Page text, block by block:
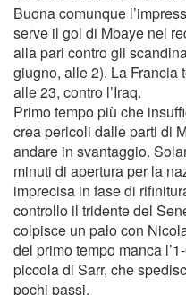
Buona comunque
serve il gol di Mbaye nel
alla pari contro gli
giugno, alle 2). La Francia
alle 23, contro l’Iraq.
Primo tempo più che
crea pericoli dalle parti di
andare in svantaggio.
minuti di apertura per la
imprecisa in fase di
controllo il tridente del
colpisce un palo con
del primo tempo manca
piccola di Sarr, che
pochi passi.